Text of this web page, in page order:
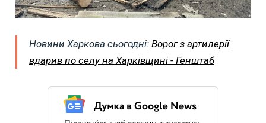
Новини Харкова сьогодні: Ворог з артилерії
вдарив по селу на Харківщині - Генштаб